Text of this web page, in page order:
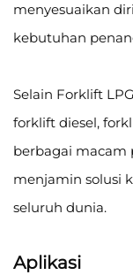
menyesuaikan
kebutuhan
Selain Forklift
forklift diesel,
berbagai macam
menjamin solusi
seluruh dunia.
Aplikasi